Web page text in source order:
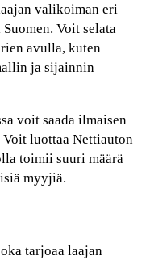
valikoiman eri
Voit selata
avulla, kuten
ja sijainnin
voit saada ilmaisen
luottaa Nettiauton
toimii suuri määrä
myyjiä.
tarjoaa laajan